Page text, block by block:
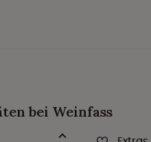
bei Weinfass